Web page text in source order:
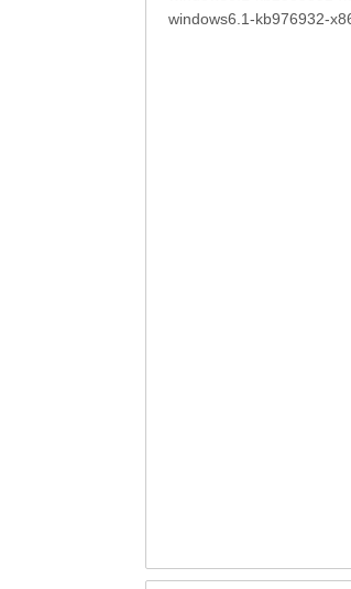
windows6.1-kb976932-